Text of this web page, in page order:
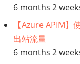
6 months 2
【Azure APIM
出站流量
6 months 2